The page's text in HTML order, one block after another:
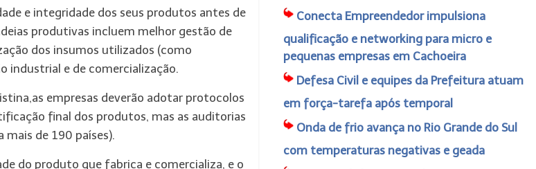
e integridade dos seus produtos antes de
produtivas incluem melhor gestão de
dos insumos utilizados (como
industrial e de comercialização.
empresas deverão adotar protocolos
final dos produtos, mas as auditorias
mais de 190 países).
do produto que fabrica e comercializa, e o
Conecta Empreendedor impulsiona
qualificação e networking para micro e
pequenas empresas em Cachoeira
Defesa Civil e equipes da Prefeitura atuam
em força-tarefa após temporal
Onda de frio avança no Rio Grande do Sul
com temperaturas negativas e geada